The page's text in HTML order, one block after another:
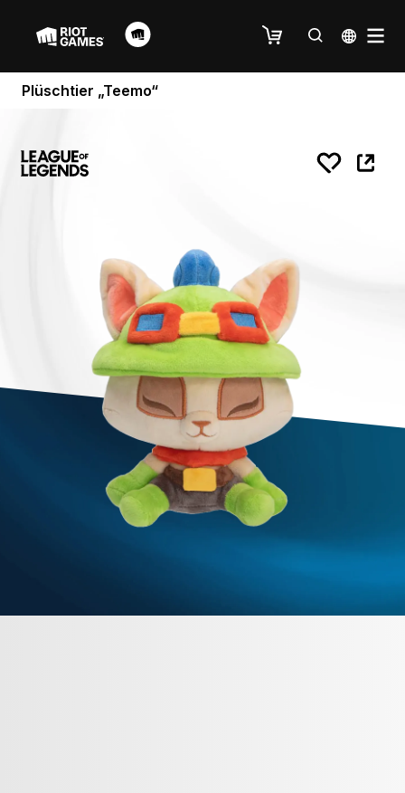
Plüschtier „Teemo“